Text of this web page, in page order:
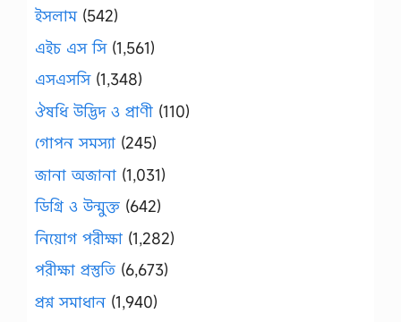
ইসলাম(542)
এইচ এস সি(1,561)
এসএসসি(1,348)
ঔষধি উদ্ভিদ ও প্রাণী (110)
গোপন সমস্যা (245)
জানা অজানা (1,031)
ডিগ্রি ও উন্মুক্ত (642)
নিয়োগ পরীক্ষা (1,282)
পরীক্ষা প্রস্তুতি (6,673)
প্রশ্ন সমাধান (1,940)